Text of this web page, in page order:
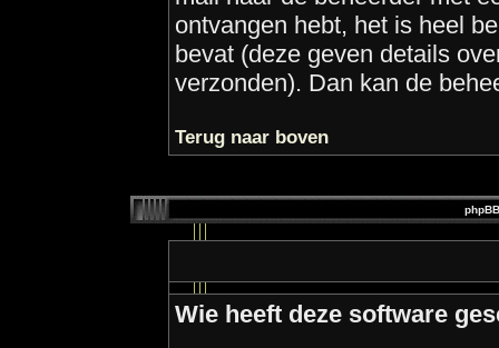
ontvangen hebt, het is heel
bevat (deze geven details
verzonden). Dan kan de
Terug naar boven
Wie heeft deze software